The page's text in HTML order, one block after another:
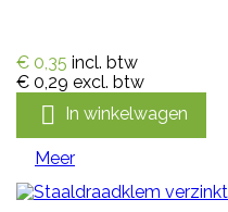
€ 0,35 incl. btw
€ 0,29 excl. btw
 In winkelwagen
Meer